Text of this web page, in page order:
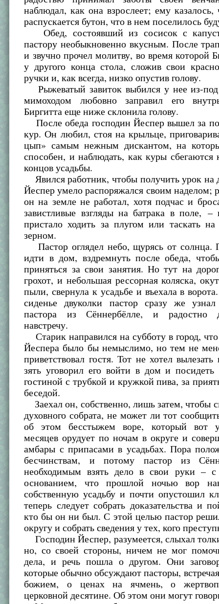
наблюдал, как она взрослеет; ему
распускается бутон, что в нем поселилось
Обед, состоявший из сосисок с
пастору необыкновенно вкусным. После
и звучно прочел молитву, во время которой
у другого конца стола, сложив свои
ручки и, как всегда, низко опустив голову.
Рыжеватый завиток выбился у нее из-
мимоходом любовно заправил его
Биргитта еще ниже склонила голову.
После обеда господин Йеспер вышел за
кур. Он любил, стоя на крыльце,
цып» самым нежным дискантом, на
способен, и наблюдать, как куры сбегаются
концов усадьбы.
Явился работник, чтобы получить урок на
Йеспер умело распоряжался своим наделом;
он на земле не работал, хотя подчас и
завистливые взгляды на батрака в поле,
пристало ходить за плугом или таскать
зерном.
Пастор оглядел небо, щурясь от солнца.
идти в дом, вздремнуть после обеда,
приняться за свои занятия. Но тут на
грохот, и небольшая рессорная коляска,
пыли, свернула к усадьбе и въехала в
сиденье двуколки пастор сразу же узнал
пастора из Сённербёлле, и радостно
навстречу.
Старик направился на субботу в город,
Йеспера было бы немыслимо, но тем не
приветствовал гостя. Тот не хотел
зять уговорил его войти в дом и
гостиной с трубкой и кружкой пива, за
беседой.
Заехал он, собственно, лишь затем, чтобы
духовного собрата, не может ли тот
об этом бесстыжем воре, который вот
месяцев орудует по ночам в округе и
амбары с припасами в усадьбах. Пора
бесчинствам, и потому пастор из
необходимым взять дело в свои руки –
основанием, что прошлой ночью вор
собственную усадьбу и почти опустошил
теперь следует собрать доказательства и
кто бы он ни был. С этой целью пастор
округу и собрать сведения у тех, кого
Господин Йеспер, разумеется, слыхал
но, со своей стороны, ничем не мог
дела, и речь пошла о другом. Они
которые обычно обсуждают пасторы,
божием, о ценах на ячмень, о
церковной десятине. Об этом они могут